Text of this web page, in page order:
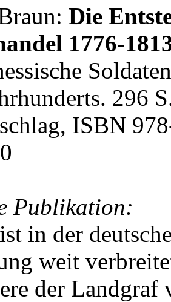
Die
1776-
296
ISBN
Publikation:
in der
weit
der Landgraf